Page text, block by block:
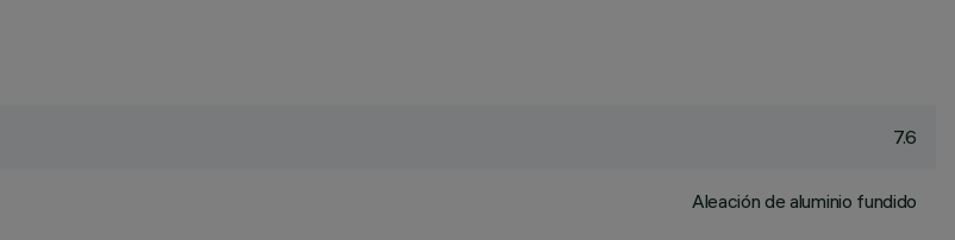
7.6
Aleación de aluminio fundido